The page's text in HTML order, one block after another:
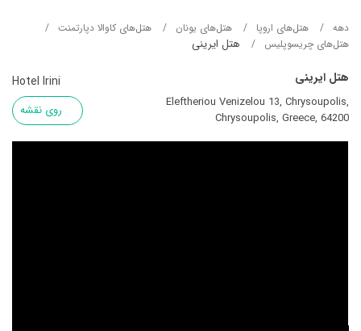
دهه هتل‌های اروپا هتل‌های یونان
هتل‌های کاوالا دپارتمنت
هتل‌های چریسوپلیس
هتل ایرینی
هتل ایرینی Hotel Irini
Eleftheriou Venizelou 13, Chrysoupolis,
Chrysoupolis, Greece, 64200
روی نقشه